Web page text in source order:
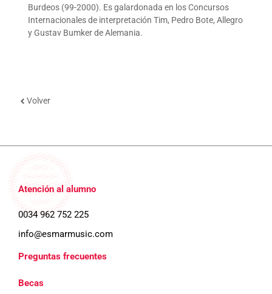
Burdeos (99-2000). Es galardonada en los Concursos
Internacionales de interpretación Tim, Pedro Bote, Allegro
y Gustav Bumker de Alemania.
Volver
Atención al alumno
0034 962 752 225
info@esmarmusic.com
Preguntas frecuentes
Becas